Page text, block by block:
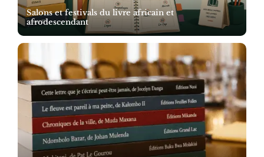
Salons et festivals du livre africain et
afrodescendant